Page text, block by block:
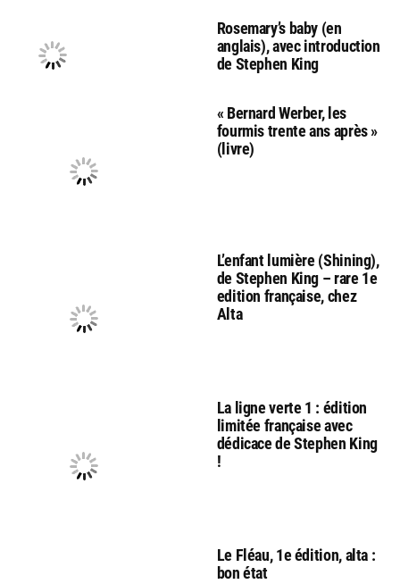
Rosemary’s baby (en
anglais), avec introduction
de Stephen King
« Bernard Werber, les
fourmis trente ans après »
(livre)
L’enfant lumière (Shining),
de Stephen King – rare 1e
edition française, chez
Alta
La ligne verte 1 : édition
limitée française avec
dédicace de Stephen King
!
Le Fléau, 1e édition, alta :
bon état